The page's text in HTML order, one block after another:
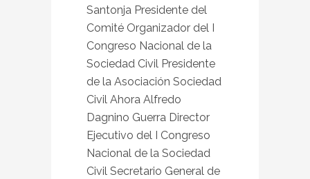
Santonja Presidente del
Comité Organizador del I
Congreso Nacional de la
Sociedad Civil Presidente
de la Asociación Sociedad
Civil Ahora Alfredo
Dagnino Guerra Director
Ejecutivo del I Congreso
Nacional de la Sociedad
Civil Secretario General de